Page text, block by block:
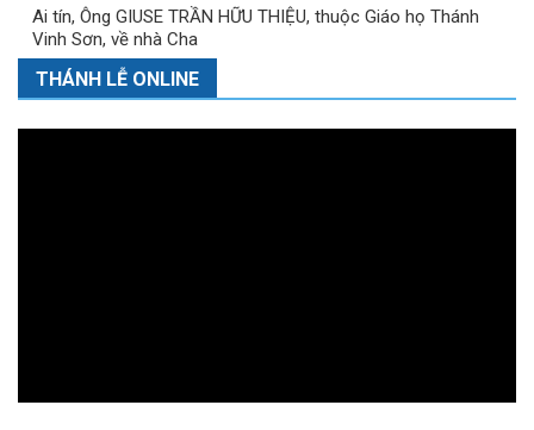
Ai tín, Ông GIUSE TRẦN HỮU THIỆU, thuộc Giáo họ Thánh
Vinh Sơn, về nhà Cha
THÁNH LỄ ONLINE